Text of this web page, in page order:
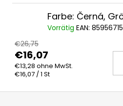
Farbe: Černá,
Vorrätig EAN:
€26,75
€16,07
€13,28 ohne MwSt.
Verkaufspreis:
€16,07 / 1 St
F